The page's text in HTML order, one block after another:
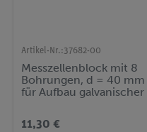
Artikel-Nr.:37682-00
Messzellenblock mit 8
Bohrungen, d = 40 mm
für Aufbau galvanischer
11,30 €